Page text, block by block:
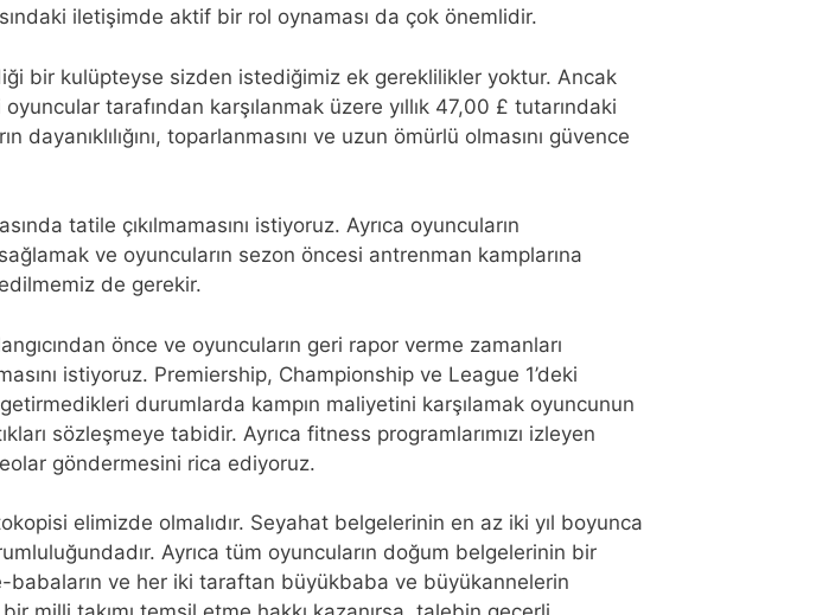
iletişimde aktif bir rol oynaması da çok önemlidir.
bir kulüpteyse sizden istediğimiz ek gereklilikler yoktur. Ancak
tarafından karşılanmak üzere yıllık 47,00 £ tutarındaki
toparlanmasını ve uzun ömürlü olmasını güvence
tatile çıkılmamasını istiyoruz. Ayrıca oyuncuların
ve oyuncuların sezon öncesi antrenman kamplarına
de gerekir.
önce ve oyuncuların geri rapor verme zamanları
istiyoruz. Premiership, Championship ve League 1’deki
durumlarda kampın maliyetini karşılamak oyuncunun
sözleşmeye tabidir. Ayrıca fitness programlarımızı izleyen
göndermesini rica ediyoruz.
elimizde olmalıdır. Seyahat belgelerinin en az iki yıl boyunca
Ayrıca tüm oyuncuların doğum belgelerinin bir
babaların ve her iki taraftan büyükbaba ve büyükannelerin